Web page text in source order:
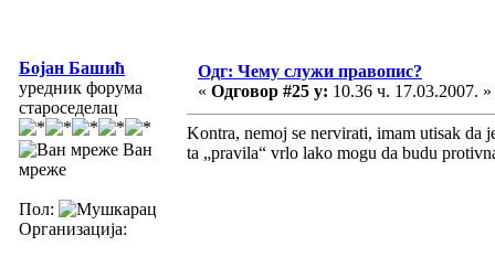
Бојан Башић
уредник форума
староседелац
Ван
мреже
Пол:
Организација:
Одг: Чему служи правопис?
« Одговор #25 у: 10.36 ч. 17.03.2007. »
Kontra, nemoj se nervirati, imam utisak da
ta „pravila“ vrlo lako mogu da budu